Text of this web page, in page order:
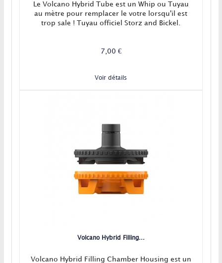
Le Volcano Hybrid Tube est un Whip ou Tuyau
au mètre pour remplacer le votre lorsqu'il est
trop sale ! Tuyau officiel Storz and Bickel.
7,00 €
Voir détails
Volcano Hybrid Filling...
Volcano Hybrid Filling Chamber Housing est un